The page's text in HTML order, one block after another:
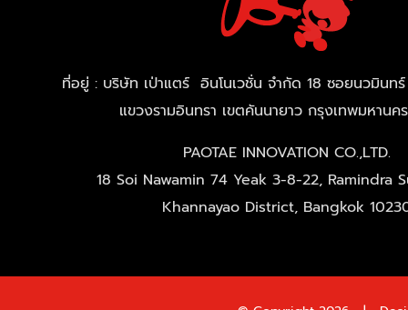
ที่อยู่ : บริษัท เป่าแตร์ อินโนเวชั่น จำกัด 18 ซอยนวมินท
แขวงรามอินทรา เขตคันนายาว กรุงเทพมหานค
PAOTAE INNOVATION CO.,LTD.
18 Soi Nawamin 74 Yeak 3-8-22, Ramindra
Khannayao District, Bangkok